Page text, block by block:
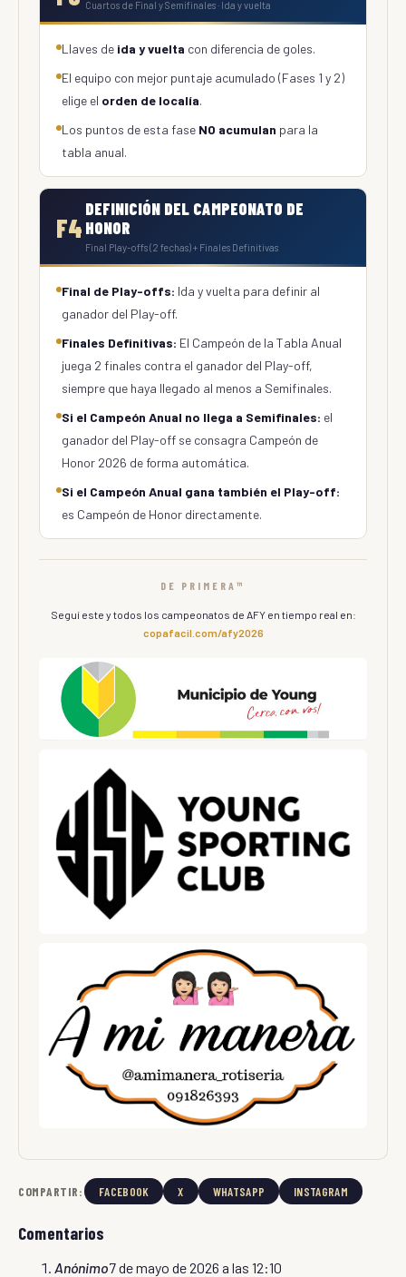
Cuartos de Final y Semifinales · Ida y vuelta
Llaves de ida y vuelta con diferencia de goles.
El equipo con mejor puntaje acumulado (Fases 1 y 2)
elige el orden de localía.
Los puntos de esta fase NO acumulan para la
tabla anual.
F4
DEFINICIÓN DEL CAMPEONATO DE
HONOR
Final Play-offs (2 fechas) + Finales Definitivas
Final de Play-offs: Ida y vuelta para definir al
ganador del Play-off.
Finales Definitivas: El Campeón de la Tabla Anual
juega 2 finales contra el ganador del Play-off,
siempre que haya llegado al menos a Semifinales.
Si el Campeón Anual no llega a Semifinales: el
ganador del Play-off se consagra Campeón de
Honor 2026 de forma automática.
Si el Campeón Anual gana también el Play-off:
es Campeón de Honor directamente.
DE PRIMERA™
Seguí este y todos los campeonatos de AFY en tiempo real en:
copafacil.com/afy2026
COMPARTIR: FACEBOOK X WHATSAPP INSTAGRAM
Comentarios
Anónimo7 de mayo de 2026 a las 12:10